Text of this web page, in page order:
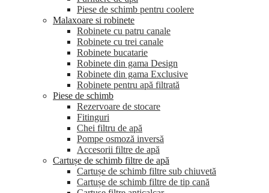
Piese de schimb pentru coolere
Malaxoare si robinete
Robinete cu patru canale
Robinete cu trei canale
Robinete bucatarie
Robinete din gama Design
Robinete din gama Exclusive
Robinete pentru apă filtrată
Piese de schimb
Rezervoare de stocare
Fitinguri
Chei filtru de apă
Pompe osmoză inversă
Accesorii filtre de apă
Cartușe de schimb filtre de apă
Cartușe de schimb filtre sub chiuvetă
Cartușe de schimb filtre de tip cană